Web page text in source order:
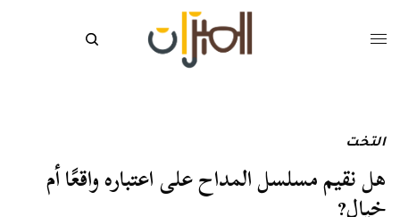
التخت
هل نقيم مسلسل المداح على اعتباره واقعًا أم